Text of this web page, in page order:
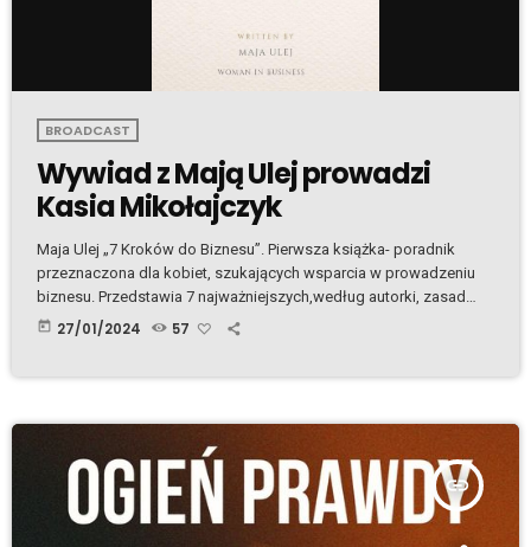
BROADCAST
Wywiad z Mają Ulej prowadzi
Kasia Mikołajczyk
Maja Ulej „7 Kroków do Biznesu”. Pierwsza książka- poradnik
przeznaczona dla kobiet, szukających wsparcia w prowadzeniu
biznesu. Przedstawia 7 najważniejszych,według autorki, zasad
budowania trwałego biznesu przybliżających do osiągnięcia
today 27/01/2024 57
insert_link